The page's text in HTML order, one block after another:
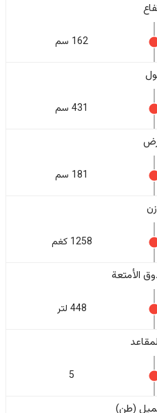
162 سم
431 سم
181 سم
1258 كغم
الأمتعة
448 لتر
5
(طن)